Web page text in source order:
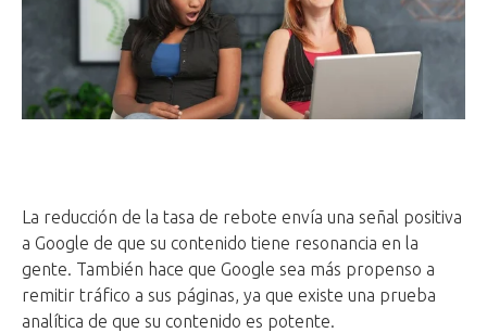
La reducción de la tasa de rebote envía una señal positiva
a Google de que su contenido tiene resonancia en la
gente. También hace que Google sea más propenso a
remitir tráfico a sus páginas, ya que existe una prueba
analítica de que su contenido es potente.